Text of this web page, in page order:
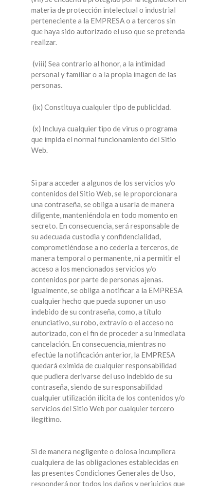
materia de protección intelectual o industrial
perteneciente a la EMPRESA o a terceros sin
que haya sido autorizado el uso que se pretenda
realizar.
(viii) Sea contrario al honor, a la intimidad
personal y familiar o a la propia imagen de las
personas.
(ix) Constituya cualquier tipo de publicidad.
(x) Incluya cualquier tipo de virus o programa
que impida el normal funcionamiento del Sitio
Web.
Si para acceder a algunos de los servicios y/o
contenidos del Sitio Web, se le proporcionara
una contraseña, se obliga a usarla de manera
diligente, manteniéndola en todo momento en
secreto. En consecuencia, será responsable de
su adecuada custodia y confidencialidad,
comprometiéndose a no cederla a terceros, de
manera temporal o permanente, ni a permitir el
acceso a los mencionados servicios y/o
contenidos por parte de personas ajenas.
Igualmente, se obliga a notificar a la EMPRESA
cualquier hecho que pueda suponer un uso
indebido de su contraseña, como, a título
enunciativo, su robo, extravío o el acceso no
autorizado, con el fin de proceder a su inmediata
cancelación. En consecuencia, mientras no
efectúe la notificación anterior, la EMPRESA
quedará eximida de cualquier responsabilidad
que pudiera derivarse del uso indebido de su
contraseña, siendo de su responsabilidad
cualquier utilización ilícita de los contenidos y/o
servicios del Sitio Web por cualquier tercero
ilegítimo.
Si de manera negligente o dolosa incumpliera
cualquiera de las obligaciones establecidas en
las presentes Condiciones Generales de Uso,
responderá por todos los daños y perjuicios que